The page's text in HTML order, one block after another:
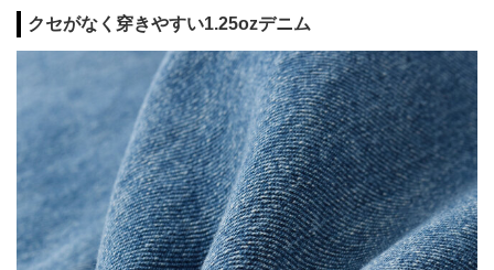
クセがなく穿きやすい1.25ozデニム